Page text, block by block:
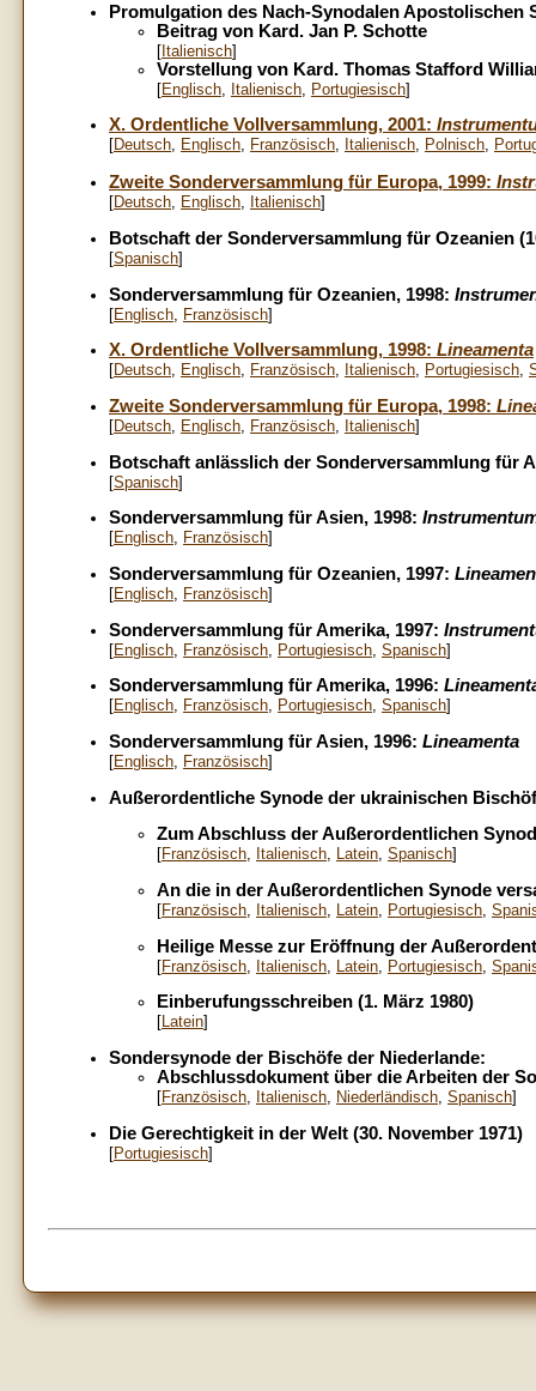
Promulgation des Nach-Synodalen Apostolischen
Beitrag von Kard. Jan P. Schotte
[ Italienisch]
Vorstellung von Kard. Thomas Stafford
[Englisch Italienisch Portugiesisch]
X. Ordentliche Vollversammlung, 2001:
[Deutsch, Englisch, Französisch, Italienisch, Polnisch,
Zweite Sonderversammlung für Europa, 1999:
[Deutsch, Englisch, Italienisch]
Botschaft der Sonderversammlung für Ozeanien
[Spanisch]
Sonderversammlung für Ozeanien, 1998:
[Englisch Französisch]
X. Ordentliche Vollversammlung, 1998: Lineamenta
[Deutsch, Englisch, Französisch, Italienisch, Portugiesisch,
Zweite Sonderversammlung für Europa, 1998:
[Deutsch, Englisch, Französisch, Italienisch]
Botschaft anlässlich der Sonderversammlung für
[Spanisch]
Sonderversammlung für Asien, 1998:
[Englisch, Französisch]
Sonderversammlung für Ozeanien, 1997:
[Englisch, Französisch]
Sonderversammlung für Amerika, 1997:
[Englisch Französisch Portugiesisch Spanisch]
Sonderversammlung für Amerika, 1996:
[Englisch, Französisch, Portugiesisch, Spanisch]
Sonderversammlung für Asien, 1996: Lineamenta
[Englisch, Französisch]
Außerordentliche Synode der ukrainischen
Zum Abschluss der Außerordentlichen
[Französisch, Italienisch, Latein, Spanisch]
An die in der Außerordentlichen Synode
[Französisch Italienisch Latein Portugiesisch
Heilige Messe zur Eröffnung der
[Französisch Italienisch Latein Portugiesisch
Einberufungsschreiben (1. März 1980)
[Latein]
Sondersynode der Bischöfe der Niederlande:
Abschlussdokument über die Arbeiten der
[Französisch Italienisch Niederländisch Spanisch]
Die Gerechtigkeit in der Welt (30. November 1971)
[Portugiesisch]